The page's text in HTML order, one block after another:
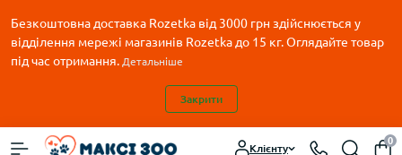
Безкоштовна доставка Rozetka від 3000 грн здійснюється у
відділення мережі магазинів Rozetka до 15 кг. Оглядайте товар
під час отримання. Детальніше
Закрити
Клієнту
0